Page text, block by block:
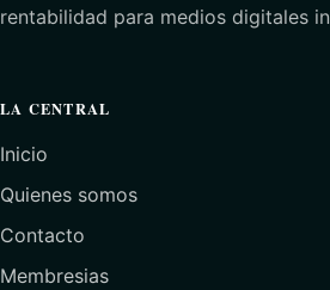
rentabilidad para medios digitales
LA CENTRAL
Inicio
Quienes somos
Contacto
Membresias